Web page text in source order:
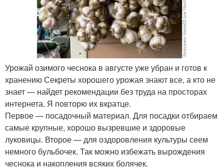
Урожай озимого чеснока в августе уже убран и готов к
хранению Секреты хорошего урожая знают все, а кто не
знает — найдет рекомендации без труда на просторах
интернета. Я повторю их вкратце.
Первое — посадочный материал. Для посадки отбираем
самые крупные, хорошо вызревшие и здоровые
луковицы. Второе — для оздоровления культуры сеем
немного бульбочек. Так можно избежать вырождения
чеснока и накопления всяких болячек.